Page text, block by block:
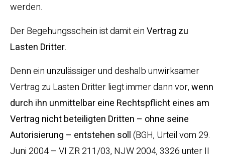
werden.
Der Begehungsschein ist damit einVertrag zu
Lasten Dritter.
Denn ein unzulässiger und deshalb unwirksamer
Vertrag zu Lasten Dritter liegt immer dann vor,wenn
durch ihn unmittelbar eine Rechtspflicht eines am
Vertrag nicht beteiligten Dritten – ohne seine
Autorisierung – entstehen soll(BGH, Urteil vom 29.
Juni 2004 – VI ZR 211/03, NJW 2004, 3326 unter II